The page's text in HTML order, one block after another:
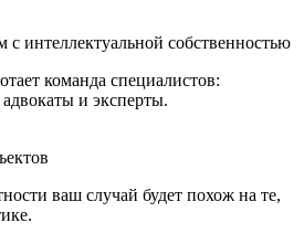
с интеллектуальной собственностью
команда специалистов:
и эксперты.
ваш случай будет похож на те,